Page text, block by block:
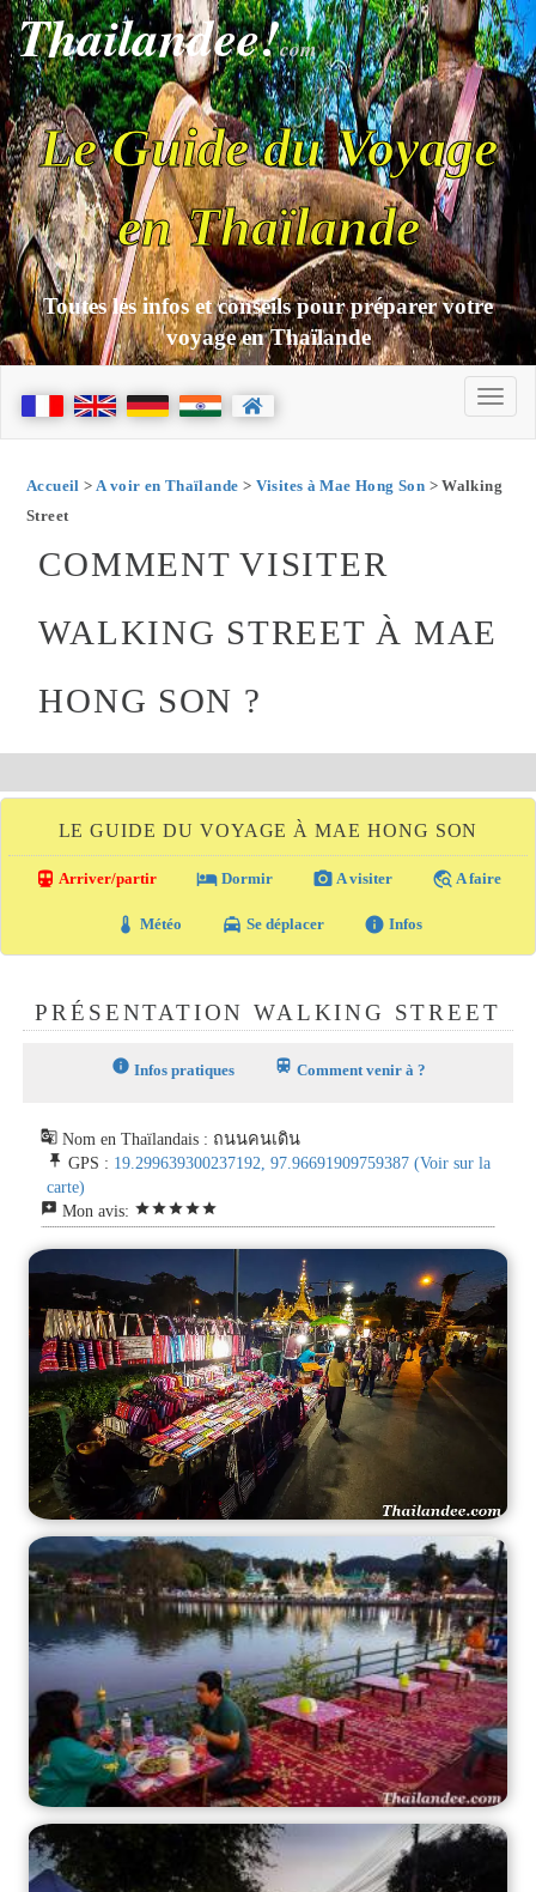
Thailandee!com
Le Guide du Voyage
en Thaïlande
Toutes les infos et conseils pour préparer votre
voyage en Thaïlande
Accueil > A voir en Thaïlande > Visites à Mae Hong Son > Walking
Street
COMMENT VISITER
WALKING STREET À MAE
HONG SON ?
LE GUIDE DU VOYAGE À MAE HONG SON
directions_transit Arriver/partir local_hotel Dormir photo_camera A visiter travel_explore A faire
thermostat Météo local_taxi Se déplacer info Infos
PRÉSENTATION WALKING STREET
info Infos pratiques train Comment venir à ?
g_translate Nom en Thaïlandais : ถนนคนเดิน
push_pin GPS : 19.299639300237192, 97.96691909759387 (Voir sur la
carte)
reviews Mon avis: starstarstarstarstar